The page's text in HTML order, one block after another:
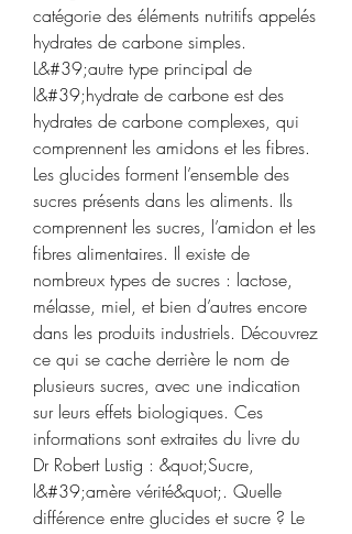
catégorie des éléments nutritifs appelés
hydrates de carbone simples.
L&#39;autre type principal de
l&#39;hydrate de carbone est des
hydrates de carbone complexes, qui
comprennent les amidons et les fibres.
Les glucides forment l’ensemble des
sucres présents dans les aliments. Ils
comprennent les sucres, l’amidon et les
fibres alimentaires. Il existe de
nombreux types de sucres : lactose,
mélasse, miel, et bien d’autres encore
dans les produits industriels. Découvrez
ce qui se cache derrière le nom de
plusieurs sucres, avec une indication
sur leurs effets biologiques. Ces
informations sont extraites du livre du
Dr Robert Lustig : &quot;Sucre,
l&#39;amère vérité&quot;. Quelle
différence entre glucides et sucre ? Le